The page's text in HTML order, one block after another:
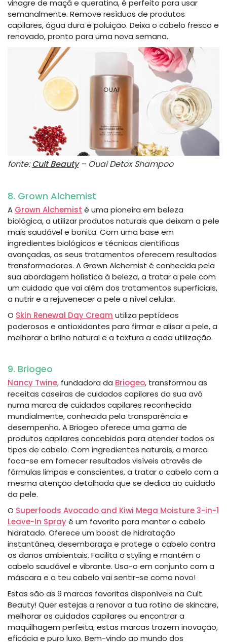
vinagre de maçã e queratina, é perfeito para usar
semanalmente. Remove resíduos de produtos
capilares, água dura e poluição. Deixa o cabelo fresco e
renovado, pronto para uma nova semana.
fonte:Cult Beauty– Ouai Detox Shampoo
8. Grown Alchemist
A Grown Alchemist é uma pioneira em beleza
biológica, a utilizar produtos naturais que deixam a pele
mais saudável e bonita. Com uma base em
ingredientes biológicos e técnicas científicas
avançadas, os seus tratamentos oferecem resultados
transformadores. A Grown Alchemist é conhecida pela
sua abordagem holística à beleza, a tratar a pele com
um cuidado que vai além dos tratamentos superficiais,
a nutrir e a rejuvenecer a pele a nível celular.
O Skin Renewal Day Cream utiliza peptídeos
poderosos e antioxidantes para firmar e alisar a pele, a
melhorar o brilho natural e a textura a cada utilização.
9. Briogeo
Nancy Twine, fundadora da Briogeo, transformou as
receitas caseiras de cuidados capilares da sua avó
numa marca de cuidados capilares reconhecida
mundialmente, conhecida pela transparência e
desempenho. A Briogeo oferece uma gama de
produtos capilares concebidos para atender todos os
tipos de cabelo. Com ingredientes naturais, a marca
foca-se em fornecer resultados visíveis através de
fórmulas limpas e conscientes, a tratar o cabelo com a
mesma atenção detalhada que se dedica ao cuidado
da pele.
O Superfoods Avocado and Kiwi Mega Moisture 3-in-1
Leave-In Sprayé um favorito para manter o cabelo
hidratado. Oferece um boost de hidratação
instantânea, desembaraça e protege o cabelo contra
os danos ambientais. Facilita o styling e mantém o
cabelo saudável e vibrante. Usa-o em conjunto com a
máscara e o teu cabelo vai sentir-se como novo!
Estas são as 9 marcas favoritas disponíveis na Cult
Beauty! Quer estejas a renovar a tua rotina de skincare,
melhorar os cuidados capilares ou encontrar a
maquilhagem perfeita, estas marcas trazem inovação,
eficácia e puro luxo. Bem-vindo ao mundo dos